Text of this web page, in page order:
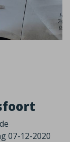
07-12-2020